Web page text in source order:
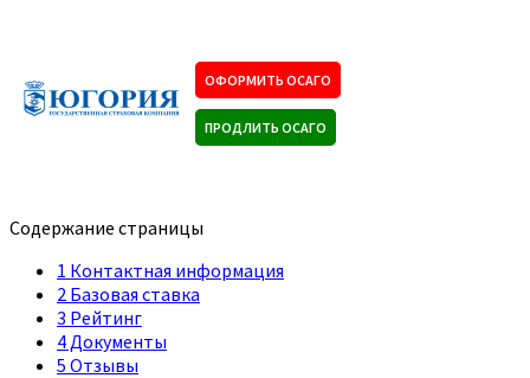
ОФОРМИТЬ ОСАГО
ПРОДЛИТЬ ОСАГО
Содержание страницы
1 Контактная информация
2 Базовая ставка
3 Рейтинг
4 Документы
5 Отзывы